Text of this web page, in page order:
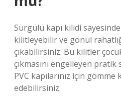
Sürgülü kapı kilidi
kilitleyebilir ve gönül
çıkabilirsiniz. Bu kilitler
çıkmasını engelleyen
PVC kapılarınız için
edebilirsiniz.